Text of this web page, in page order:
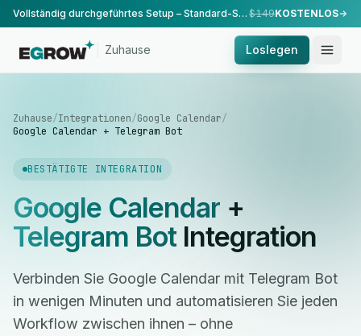
Vollständig durchgeführtes Setup – Standard-Setup, durchgeführt von unserem Team. $149KOSTENLOS
Zuhause Loslegen
Zuhause/Integrationen/Google Calendar/
Google Calendar + Telegram Bot
BESTÄTIGTE INTEGRATION
Google Calendar+
Telegram BotIntegration
Verbinden Sie Google Calendar mit Telegram Bot
in wenigen Minuten und automatisieren Sie jeden
Workflow zwischen ihnen – ohne